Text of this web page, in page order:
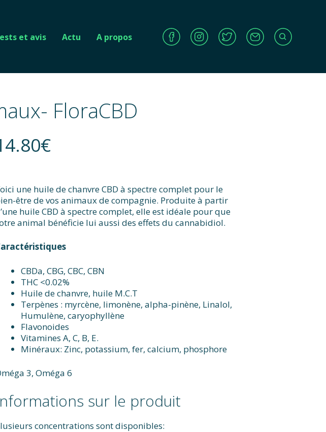
et avis Actu A propos
FloraCBD
€
une huile de chanvre CBD à spectre complet pour le
être de vos animaux de compagnie. Produite à partir
huile CBD à spectre complet, elle est idéale pour que
animal bénéficie lui aussi des effets du cannabidiol.
CBDa, CBG, CBC, CBN
THC <0.02%
Huile de chanvre, huile M.C.T
Terpènes : myrcène, limonène, alpha-pinène, Linalol,
Humulène, caryophyllène
Flavonoides
Vitamines A, C, B, E.
Minéraux: Zinc, potassium, fer, calcium, phosphore
3, Oméga 6
sur le produit
concentrations sont disponibles: